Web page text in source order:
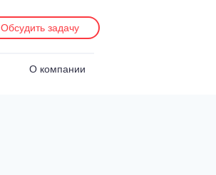
Обсудить задачу
О компании